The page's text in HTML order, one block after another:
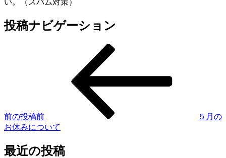
い。（スパム対策）
投稿ナビゲーション
前の投稿前
５月の
お休みについて
最近の投稿